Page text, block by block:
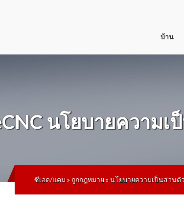
บ้าน
นโยบายความเ
ซีเอด/แคม» ถูกกฎหมาย»นโยบายความเป็นส่วนตั